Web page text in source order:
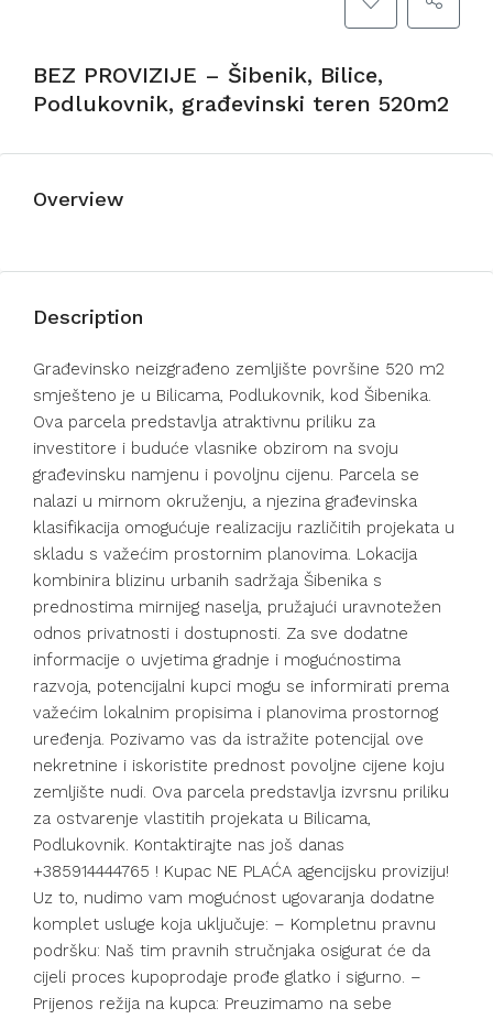
BEZ PROVIZIJE – Šibenik, Bilice,
Podlukovnik, građevinski teren 520m2
Overview
Description
Građevinsko neizgrađeno zemljište površine 520 m2
smješteno je u Bilicama, Podlukovnik, kod Šibenika.
Ova parcela predstavlja atraktivnu priliku za
investitore i buduće vlasnike obzirom na svoju
građevinsku namjenu i povoljnu cijenu. Parcela se
nalazi u mirnom okruženju, a njezina građevinska
klasifikacija omogućuje realizaciju različitih projekata u
skladu s važećim prostornim planovima. Lokacija
kombinira blizinu urbanih sadržaja Šibenika s
prednostima mirnijeg naselja, pružajući uravnotežen
odnos privatnosti i dostupnosti. Za sve dodatne
informacije o uvjetima gradnje i mogućnostima
razvoja, potencijalni kupci mogu se informirati prema
važećim lokalnim propisima i planovima prostornog
uređenja. Pozivamo vas da istražite potencijal ove
nekretnine i iskoristite prednost povoljne cijene koju
zemljište nudi. Ova parcela predstavlja izvrsnu priliku
za ostvarenje vlastitih projekata u Bilicama,
Podlukovnik. Kontaktirajte nas još danas
+385914444765 ! Kupac NE PLAĆA agencijsku proviziju!
Uz to, nudimo vam mogućnost ugovaranja dodatne
komplet usluge koja uključuje: – Kompletnu pravnu
podršku: Naš tim pravnih stručnjaka osigurat će da
cijeli proces kupoprodaje prođe glatko i sigurno. –
Prijenos režija na kupca: Preuzimamo na sebe